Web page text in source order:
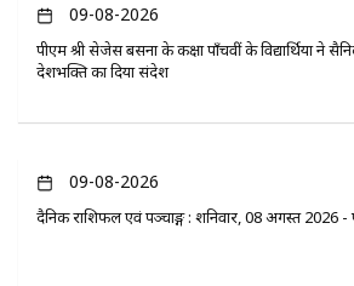
09-08-2026
पीएम श्री सेजेस बसना के कक्षा पाँचवीं के विद्यार्थियों ने
देशभक्ति का दिया संदेश
09-08-2026
दैनिक राशिफल एवं पञ्चाङ्ग : शनिवार, 08 अगस्त 2026 -